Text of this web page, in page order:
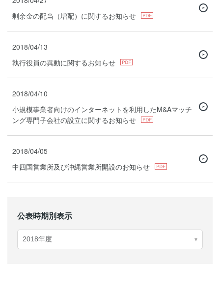
剰余金の配当（増配）に関するお知らせ
2018/04/13
執行役員の異動に関するお知らせ
2018/04/10
小規模事業者向けのインターネットを利用したM&Aマッチ
ング専門子会社の設立に関するお知らせ
2018/04/05
中四国営業所及び沖縄営業所開設のお知らせ
公表時期別表示